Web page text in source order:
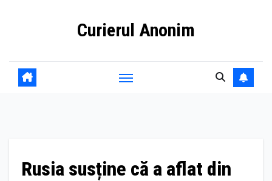
Curierul Anonim
Rusia susține că a aflat din